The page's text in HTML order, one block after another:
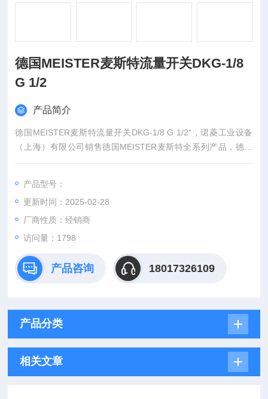
德国MEISTER麦斯特流量开关DKG-1/8
G 1/2
产品简介
德国MEISTER麦斯特流量开关DKG-1/8 G 1/2“，珺菱工业设备
（上海）有限公司销售德国MEISTER麦斯特全系列产品，德国
直接报价，货期短，欢迎来确认。
产品型号：
更新时间：2025-02-28
厂商性质：经销商
访问量：1798
产品咨询 18017326109
产品分类
相关文章